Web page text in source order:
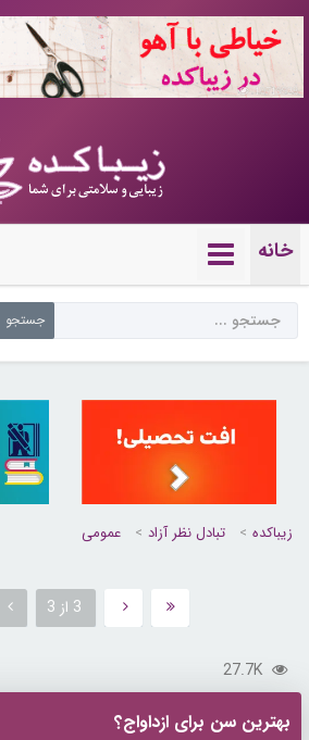
10719928
خانه
زیباکده تبادل نظر آزاد عمومی
3 از 3
27.7K
بهترین سن برای ازداواج؟